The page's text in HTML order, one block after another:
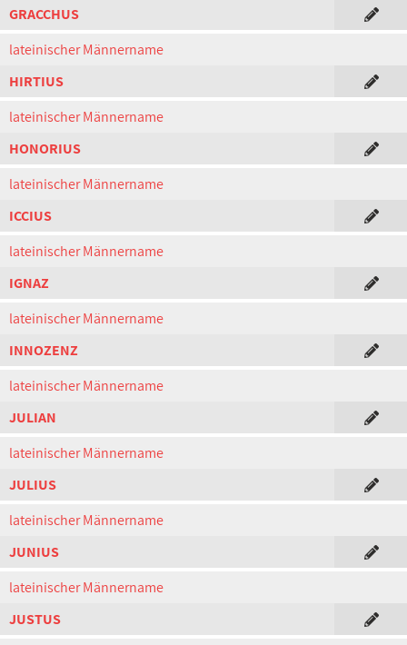
GRACCHUS
lateinischer Männername
HIRTIUS
lateinischer Männername
HONORIUS
lateinischer Männername
ICCIUS
lateinischer Männername
IGNAZ
lateinischer Männername
INNOZENZ
lateinischer Männername
JULIAN
lateinischer Männername
JULIUS
lateinischer Männername
JUNIUS
lateinischer Männername
JUSTUS